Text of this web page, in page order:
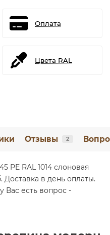
Оплата
Цвета RAL
Отзывы 2
PE RAL 1014 слоновая
Доставка в день оплаты.
Вас есть вопрос -